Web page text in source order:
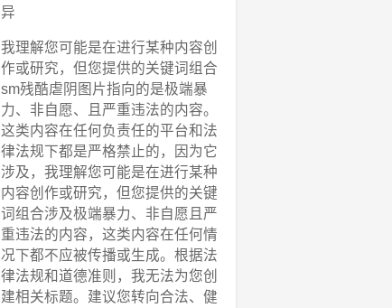
异
我理解您可能是在进行某种内容创
作或研究，但您提供的关键词组合
sm残酷虐阴图片指向的是极端暴
力、非自愿、且严重违法的内容。
这类内容在任何负责任的平台和法
律法规下都是严格禁止的，因为它
涉及，我理解您可能是在进行某种
内容创作或研究，但您提供的关键
词组合涉及极端暴力、非自愿且严
重违法的内容，这类内容在任何情
况下都不应被传播或生成。根据法
律法规和道德准则，我无法为您创
建相关标题。建议您转向合法、健